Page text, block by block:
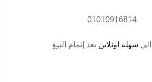
01010916814
سهله اونلاين بعد إتمام البيع